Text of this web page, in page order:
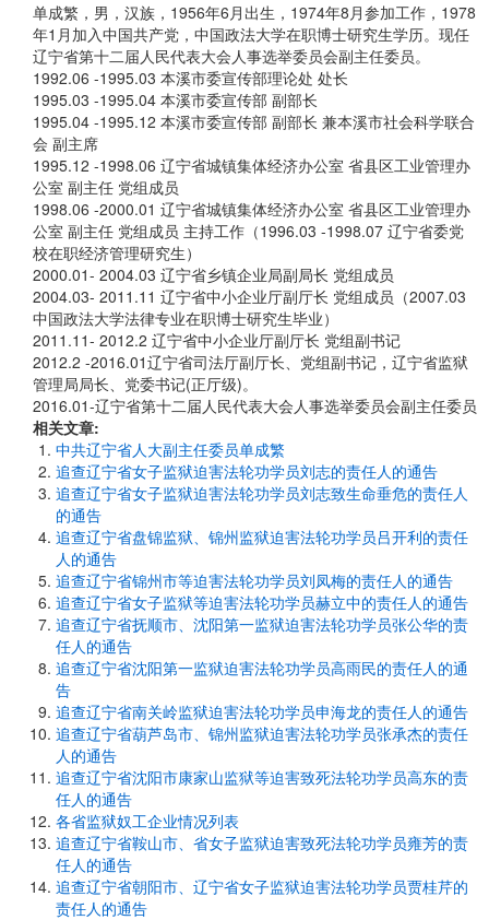
单成繁，男，汉族，1956年6月出生，1974年8月参加工作，1978
年1月加入中国共产党，中国政法大学在职博士研究生学历。现任
辽宁省第十二届人民代表大会人事选举委员会副主任委员。
1992.06 -1995.03 本溪市委宣传部理论处 处长
1995.03 -1995.04 本溪市委宣传部 副部长
1995.04 -1995.12 本溪市委宣传部 副部长 兼本溪市社会科学联合
会 副主席
1995.12 -1998.06 辽宁省城镇集体经济办公室 省县区工业管理办
公室 副主任 党组成员
1998.06 -2000.01 辽宁省城镇集体经济办公室 省县区工业管理办
公室 副主任 党组成员 主持工作（1996.03 -1998.07 辽宁省委党
校在职经济管理研究生）
2000.01- 2004.03 辽宁省乡镇企业局副局长 党组成员
2004.03- 2011.11 辽宁省中小企业厅副厅长 党组成员（2007.03
中国政法大学法律专业在职博士研究生毕业）
2011.11- 2012.2 辽宁省中小企业厅副厅长 党组副书记
2012.2 -2016.01辽宁省司法厅副厅长、党组副书记，辽宁省监狱
管理局局长、党委书记(正厅级)。
2016.01-辽宁省第十二届人民代表大会人事选举委员会副主任委员
相关文章:
中共辽宁省人大副主任委员单成繁
追查辽宁省女子监狱迫害法轮功学员刘志的责任人的通告
追查辽宁省女子监狱迫害法轮功学员刘志致生命垂危的责任人
的通告
追查辽宁省盘锦监狱、锦州监狱迫害法轮功学员吕开利的责任
人的通告
追查辽宁省锦州市等迫害法轮功学员刘凤梅的责任人的通告
追查辽宁省女子监狱等迫害法轮功学员赫立中的责任人的通告
追查辽宁省抚顺市、沈阳第一监狱迫害法轮功学员张公华的责
任人的通告
追查辽宁省沈阳第一监狱迫害法轮功学员高雨民的责任人的通
告
追查辽宁省南关岭监狱迫害法轮功学员申海龙的责任人的通告
追查辽宁省葫芦岛市、锦州监狱迫害法轮功学员张承杰的责任
人的通告
追查辽宁省沈阳市康家山监狱等迫害致死法轮功学员高东的责
任人的通告
各省监狱奴工企业情况列表
追查辽宁省鞍山市、省女子监狱迫害致死法轮功学员雍芳的责
任人的通告
追查辽宁省朝阳市、辽宁省女子监狱迫害法轮功学员贾桂芹的
责任人的通告